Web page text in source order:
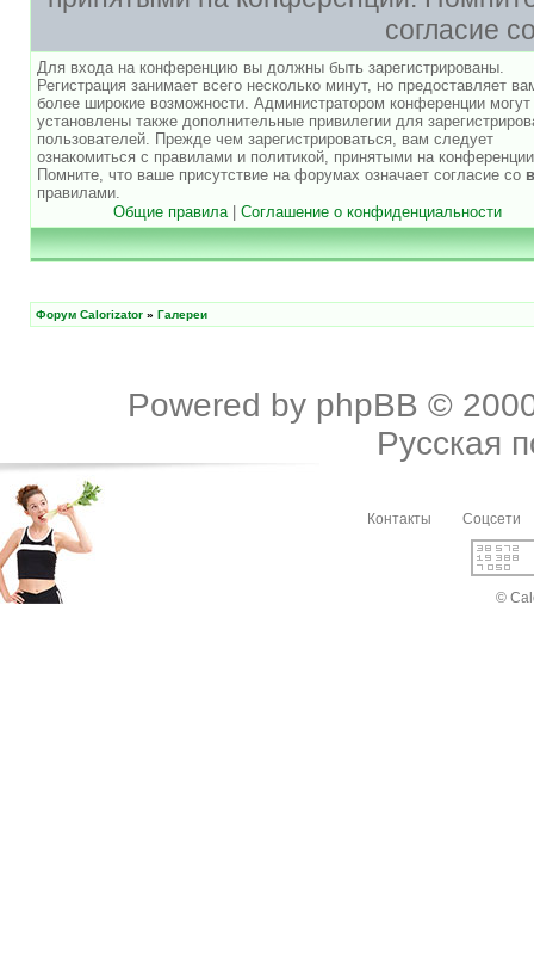
согласие
Для входа на конференцию вы должны быть зарегистрированы.
Регистрация занимает всего несколько минут, но предоставляет
более широкие возможности. Администратором конференции
установлены также дополнительные привилегии для
пользователей. Прежде чем зарегистрироваться, вам следует
ознакомиться с правилами и политикой, принятыми на
Помните, что ваше присутствие на форумах означает согласие со
правилами.
Общие правила| Соглашение о конфиденциальности
Форум Calorizator » Галереи
Powered by phpBB ©
Русская
Контакты Соцсети
©